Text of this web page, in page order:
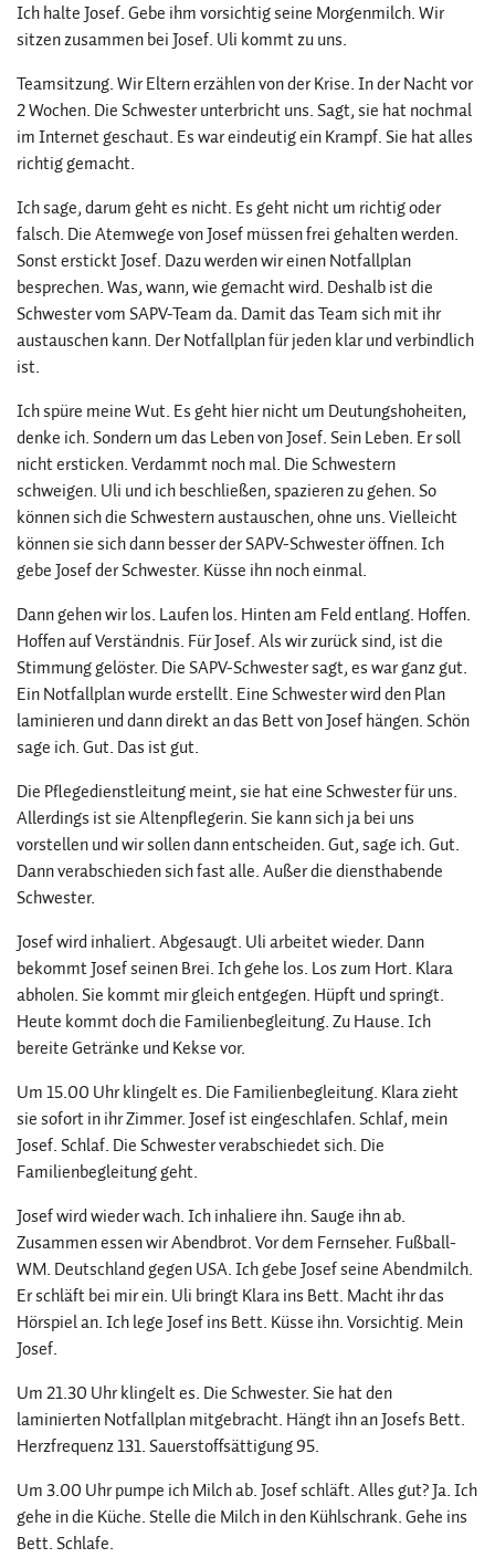
Ich halte Josef. Gebe ihm vorsichtig seine Morgenmilch. Wir
sitzen zusammen bei Josef. Uli kommt zu uns.
Teamsitzung. Wir Eltern erzählen von der Krise. In der Nacht vor
2 Wochen. Die Schwester unterbricht uns. Sagt, sie hat nochmal
im Internet geschaut. Es war eindeutig ein Krampf. Sie hat alles
richtig gemacht.
Ich sage, darum geht es nicht. Es geht nicht um richtig oder
falsch. Die Atemwege von Josef müssen frei gehalten werden.
Sonst erstickt Josef. Dazu werden wir einen Notfallplan
besprechen. Was, wann, wie gemacht wird. Deshalb ist die
Schwester vom SAPV-Team da. Damit das Team sich mit ihr
austauschen kann. Der Notfallplan für jeden klar und verbindlich
ist.
Ich spüre meine Wut. Es geht hier nicht um Deutungshoheiten,
denke ich. Sondern um das Leben von Josef. Sein Leben. Er soll
nicht ersticken. Verdammt noch mal. Die Schwestern
schweigen. Uli und ich beschließen, spazieren zu gehen. So
können sich die Schwestern austauschen, ohne uns. Vielleicht
können sie sich dann besser der SAPV-Schwester öffnen. Ich
gebe Josef der Schwester. Küsse ihn noch einmal.
Dann gehen wir los. Laufen los. Hinten am Feld entlang. Hoffen.
Hoffen auf Verständnis. Für Josef. Als wir zurück sind, ist die
Stimmung gelöster. Die SAPV-Schwester sagt, es war ganz gut.
Ein Notfallplan wurde erstellt. Eine Schwester wird den Plan
laminieren und dann direkt an das Bett von Josef hängen. Schön
sage ich. Gut. Das ist gut.
Die Pflegedienstleitung meint, sie hat eine Schwester für uns.
Allerdings ist sie Altenpflegerin. Sie kann sich ja bei uns
vorstellen und wir sollen dann entscheiden. Gut, sage ich. Gut.
Dann verabschieden sich fast alle. Außer die diensthabende
Schwester.
Josef wird inhaliert. Abgesaugt. Uli arbeitet wieder. Dann
bekommt Josef seinen Brei. Ich gehe los. Los zum Hort. Klara
abholen. Sie kommt mir gleich entgegen. Hüpft und springt.
Heute kommt doch die Familienbegleitung. Zu Hause. Ich
bereite Getränke und Kekse vor.
Um 15.00 Uhr klingelt es. Die Familienbegleitung. Klara zieht
sie sofort in ihr Zimmer. Josef ist eingeschlafen. Schlaf, mein
Josef. Schlaf. Die Schwester verabschiedet sich. Die
Familienbegleitung geht.
Josef wird wieder wach. Ich inhaliere ihn. Sauge ihn ab.
Zusammen essen wir Abendbrot. Vor dem Fernseher. Fußball-
WM. Deutschland gegen USA. Ich gebe Josef seine Abendmilch.
Er schläft bei mir ein. Uli bringt Klara ins Bett. Macht ihr das
Hörspiel an. Ich lege Josef ins Bett. Küsse ihn. Vorsichtig. Mein
Josef.
Um 21.30 Uhr klingelt es. Die Schwester. Sie hat den
laminierten Notfallplan mitgebracht. Hängt ihn an Josefs Bett.
Herzfrequenz 131. Sauerstoffsättigung 95.
Um 3.00 Uhr pumpe ich Milch ab. Josef schläft. Alles gut? Ja. Ich
gehe in die Küche. Stelle die Milch in den Kühlschrank. Gehe ins
Bett. Schlafe.